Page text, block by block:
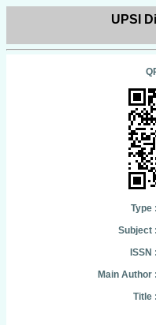
UPSI
Type :
Subject :
ISSN :
Main Author :
Title :